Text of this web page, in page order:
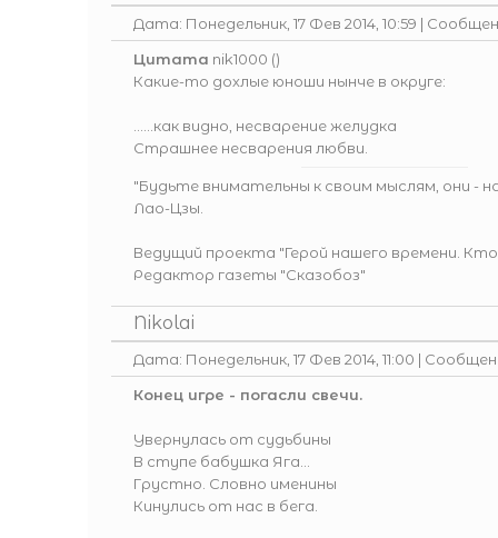
Дата: Понедельник, 17 Фев 2014, 10:59 |
Цитата nik1000 ()
Какие-то дохлые юноши нынче в округе:
...…как видно, несварение желудка
Страшнее несварения любви.
"Будьте внимательны к своим мыслям, они -
Лао-Цзы.
Ведущий проекта "Герой нашего времени.
Редактор газеты "Сказобоз"
Nikolai
Дата: Понедельник, 17 Фев 2014, 11:00 |
Конец игре - погасли свечи.
Увернулась от судьбины
В ступе бабушка Яга...
Грустно. Словно именины
Кинулись от нас в бега.